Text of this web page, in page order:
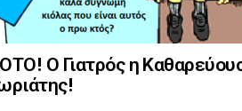
Ο Γιατρός η